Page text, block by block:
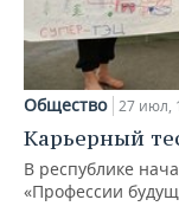
Общество 27 июл,
Карьерный
В республике
«Профессии